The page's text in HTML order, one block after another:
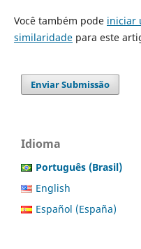
Você também pode iniciar
similaridadepara este
Enviar Submissão
Idioma
Português (Brasil)
English
Español (España)